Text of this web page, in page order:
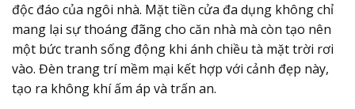
độc đáo của ngôi nhà. Mặt tiền cửa đa dụng không chỉ
mang lại sự thoáng đãng cho căn nhà mà còn tạo nên
một bức tranh sống động khi ánh chiều tà mặt trời rơi
vào. Đèn trang trí mềm mại kết hợp với cảnh đẹp này,
tạo ra không khí ấm áp và trấn an.